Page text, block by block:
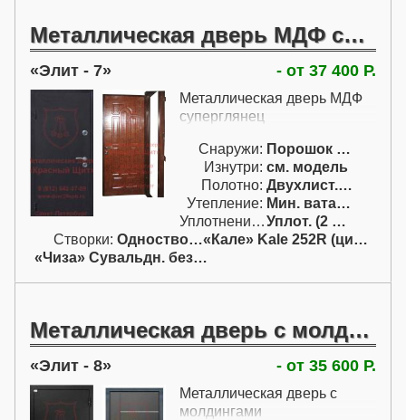
также не сертифицировали,
но их и спрашивают еще
реже даже чем с панелями
Металлическая дверь МДФ суперглянец
Элит - 7 - от 37 400 Р.
Металлическая дверь МДФ
суперглянец
Снаружи:
Порошок RAL
Изнутри: см. модель
Полотно:
Двухлист. проф.
Утепление:
Мин. вата / пенопл.
Уплотнение:
Уплот. (2 конт.)
Створки:
Одностворчатая (А)
«Кале» Kale 252R (цил. с ручк.)
«Чиза» Сувальдн. без ручк.
Металлическая дверь с молдингами
Элит - 8 - от 35 600 Р.
Металлическая дверь с
молдингами